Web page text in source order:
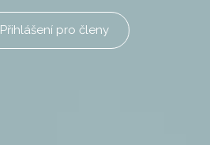
Přihlášení pro členy